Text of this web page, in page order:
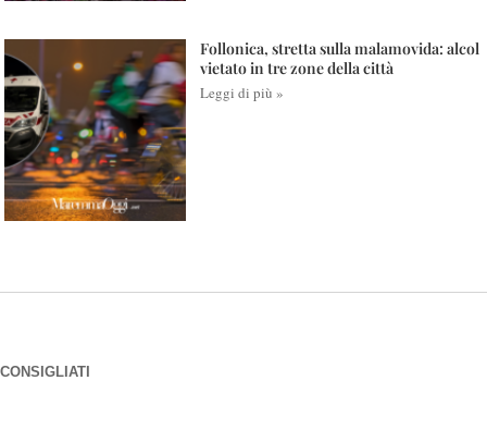
Follonica, stretta sulla malamovida: alcol
vietato in tre zone della città
Leggi di più »
CONSIGLIATI